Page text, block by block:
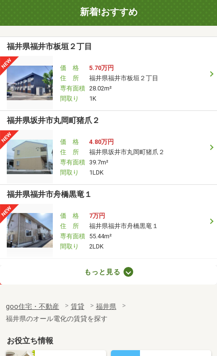
新着!おすすめ
福井県福井市板垣２丁目
価 格
5.70万円
住 所
福井県福井市板垣２丁目
専有面積 28.02m²
間取り
1K
福井県坂井市丸岡町猪爪２
価 格
4.80万円
住 所
福井県坂井市丸岡町猪爪２
専有面積 39.7m²
間取り
1LDK
福井県福井市舟橋黒竜１
価 格
7万円
住 所
福井県福井市舟橋黒竜１
専有面積 55.44m²
間取り
2LDK
専有面積
55.45m²
間取り
2LDK
福井県敦賀市長沢
もっと見る
goo住宅・不動産 賃貸
福井県
福井県のオール電化の賃貸を探す
お役立ち情報